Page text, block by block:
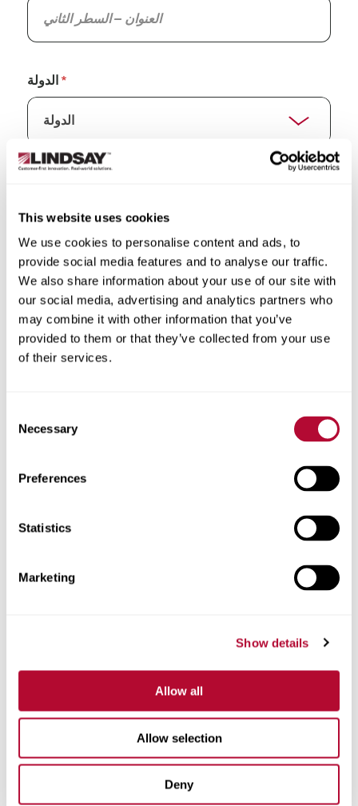
This website uses cookies
We use cookies to personalise content and ads, to
provide social media features and to analyse our traffic.
We also share information about your use of our site with
our social media, advertising and analytics partners who
may combine it with other information that you’ve
provided to them or that they’ve collected from your use
of their services.
Selection
Necessary
Preferences
Statistics
Marketing
Show details
Allow all
Allow selection
Deny
الدولة
المدينة
هاتف